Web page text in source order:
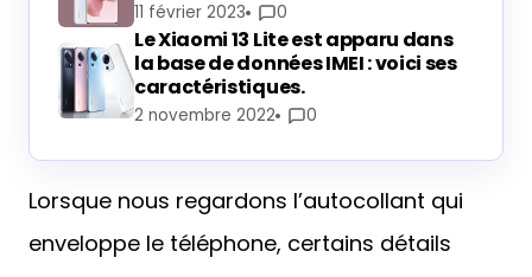
11 février 2023 0
Le Xiaomi 13 Lite est apparu dans
la base de données IMEI : voici ses
caractéristiques.
2 novembre 2022 0
Lorsque nous regardons l’autocollant qui
enveloppe le téléphone, certains détails